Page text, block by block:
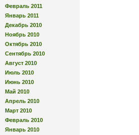
Февраль 2011
Январь 2011
Декабрь 2010
Ноябрь 2010
Октябрь 2010
Сентябрь 2010
Август 2010
Июль 2010
Июнь 2010
Май 2010
Апрель 2010
Март 2010
Февраль 2010
Январь 2010